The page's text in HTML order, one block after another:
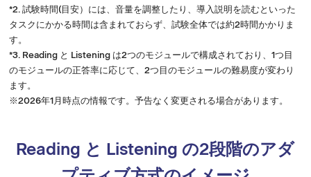
*2. 試験時間(目安）には、音量を調整したり、導入説明を読むといった
タスクにかかる時間は含まれておらず、試験全体では約2時間かかりま
す。​
*3. Reading と Listening は2つのモジュールで構成されており、1つ目
のモジュールの正答率に応じて、2つ目のモジュールの難易度が変わり
ます。
※2026年1月時点の情報です。予告なく変更される場合があります。
Reading と Listening の2段階のアダ